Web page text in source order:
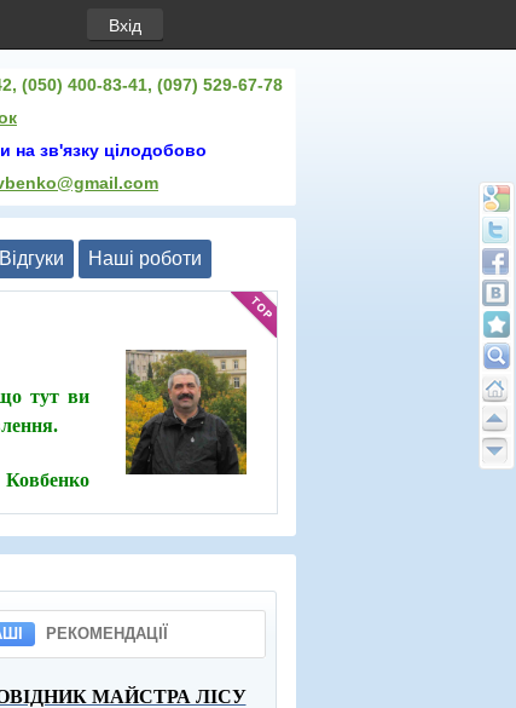
Вхід
(050) 400-83-41, (097) 529-67-78
на зв'язку цілодобово
Відгуки Нашi роботи
тут ви
РЕКОМЕНДАЦІЇ
МАЙСТРА ЛІСУ